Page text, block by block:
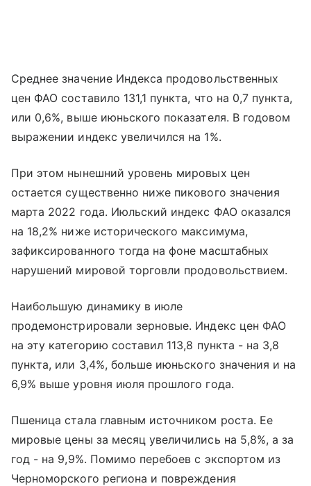
Среднее значение Индекса продовольственных
цен ФАО составило 131,1 пункта, что на 0,7 пункта,
или 0,6%, выше июньского показателя. В годовом
выражении индекс увеличился на 1%.
При этом нынешний уровень мировых цен
остается существенно ниже пикового значения
марта 2022 года. Июльский индекс ФАО оказался
на 18,2% ниже исторического максимума,
зафиксированного тогда на фоне масштабных
нарушений мировой торговли продовольствием.
Наибольшую динамику в июле
продемонстрировали зерновые. Индекс цен ФАО
на эту категорию составил 113,8 пункта - на 3,8
пункта, или 3,4%, больше июньского значения и на
6,9% выше уровня июля прошлого года.
Пшеница стала главным источником роста. Ее
мировые цены за месяц увеличились на 5,8%, а за
год - на 9,9%. Помимо перебоев с экспортом из
Черноморского региона и повреждения